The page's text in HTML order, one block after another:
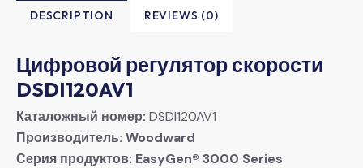
DESCRIPTION REVIEWS (0)
Цифровой регулятор скорости
DSDI120AV1​
​Каталожный номер:​ ​ DSDI120AV1
​Производитель:​ ​Woodward​
​Серия продуктов:​ ​EasyGen® 3000 Series​